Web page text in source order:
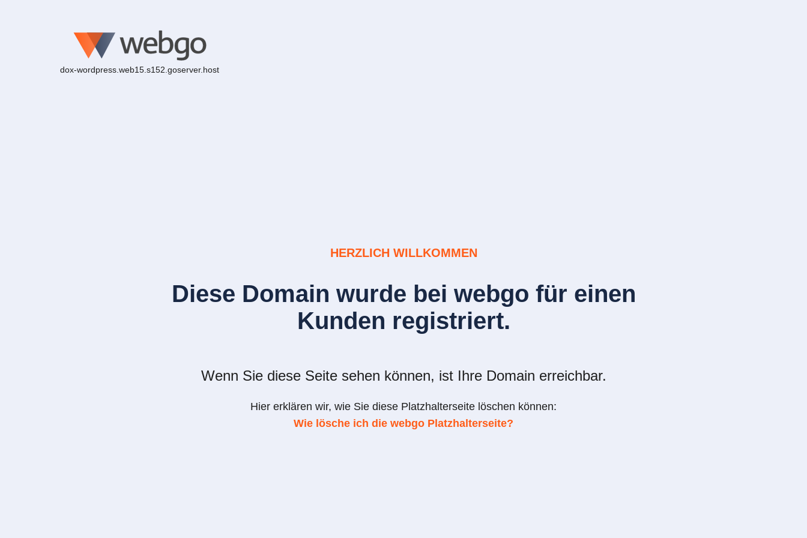
dox-wordpress.web15.s152.goserver.host
HERZLICH WILLKOMMEN
Diese Domain wurde bei webgo für einen
Kunden registriert.
Wenn Sie diese Seite sehen können, ist Ihre Domain erreichbar.
Hier erklären wir, wie Sie diese Platzhalterseite löschen können:
Wie lösche ich die webgo Platzhalterseite?